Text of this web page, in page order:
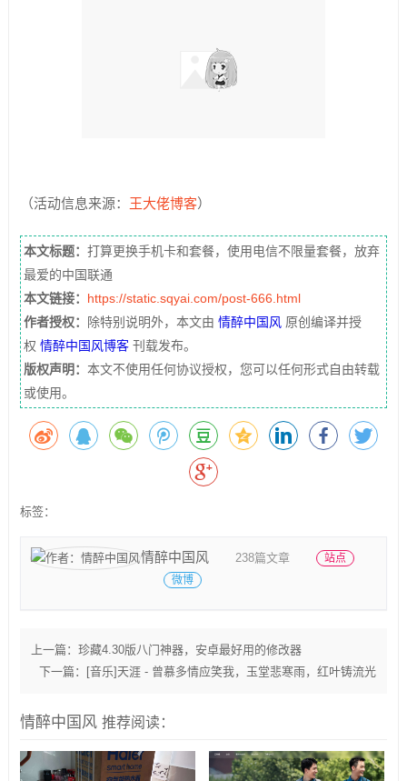
（活动信息来源： 王大佬博客）
本文标题： 打算更换手机卡和套餐，使用电信不限量套餐，放弃
最爱的中国联通
本文链接： https://static.sqyai.com/post-666.html
作者授权：
除特别说明外，本文由 情醉中国风 原创编译并授
权 情醉中国风博客刊载发布。
版权声明： 本文不使用任何协议授权，您可以任何形式自由转载
或使用。
标签：
情醉中国风 238篇文章
站点
微博
上一篇： 珍藏4.30版八门神器，安卓最好用的修改器
下一篇：
[音乐]天涯 - 曾慕多情应笑我，玉堂悲寒雨，红叶铸流光
情醉中国风 推荐阅读：